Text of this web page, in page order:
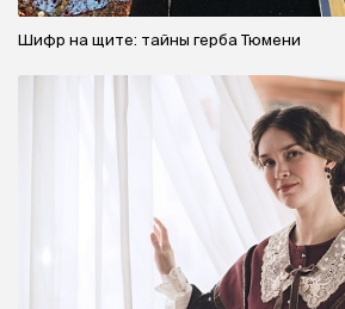
Шифр на щите: тайны герба Тюмени